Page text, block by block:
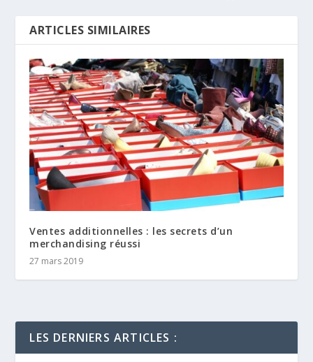
ARTICLES SIMILAIRES
Ventes additionnelles : les secrets d’un
merchandising réussi
27 mars 2019
LES DERNIERS ARTICLES :